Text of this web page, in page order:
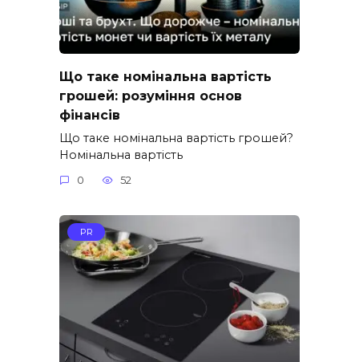
Що таке номінальна вартість
грошей: розуміння основ
фінансів
Що таке номінальна вартість грошей?
Номінальна вартість
0 52
PR